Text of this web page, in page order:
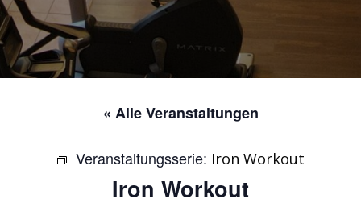
« Alle Veranstaltungen
Veranstaltungsserie: Iron Workout
Iron Workout